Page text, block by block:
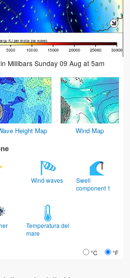
Millibars Sunday 09 Aug at 5am
Height Map Wind Map
Wind waves
Swell
component 1
Temperatura del
mare
°C °F